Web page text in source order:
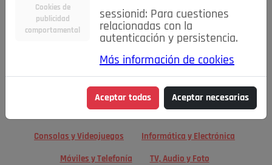
Niños y Bebés Inmobiliaria Construcción y Reformas
Moda Accesorios Ropa Motor
Motor y Accesorios Motos Ocio
Cine, Libros y Música Coleccionismo
Consolas y Videojuegos Informática y Electrónica
Móviles y Telefonía TV, Audio y Foto
Cookies de
publicidad
comportamental
sessionid: Para cuestiones
relacionadas con la
autenticación y persistencia.
Más información de cookies
Aceptar todas Aceptar necesarias